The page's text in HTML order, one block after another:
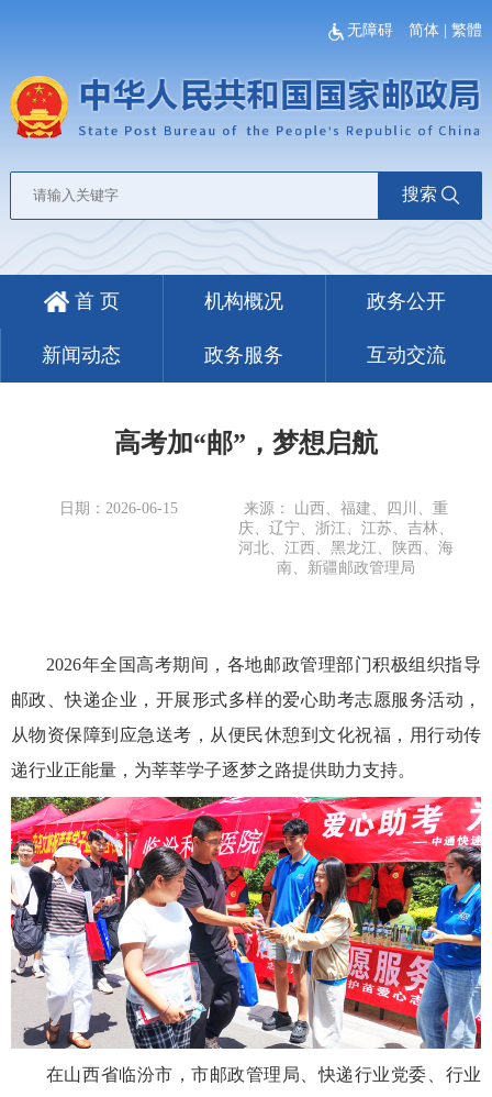
无障碍 简体 |繁體
搜索
首 页 机构概况 政务公开
新闻动态 政务服务 互动交流
高考加“邮”，梦想启航
日期：2026-06-15
来源： 山西、福建、四川、重
庆、辽宁、浙江、江苏、吉林、
河北、江西、黑龙江、陕西、海
南、新疆邮政管理局
2026年全国高考期间，各地邮政管理部门积极组织指导
邮政、快递企业，开展形式多样的爱心助考志愿服务活动，
从物资保障到应急送考，从便民休憩到文化祝福，用行动传
递行业正能量，为莘莘学子逐梦之路提供助力支持。
在山西省临汾市，市邮政管理局、快递行业党委、行业